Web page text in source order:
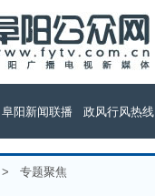
阜阳新闻联播 政风行风热线
专题聚焦